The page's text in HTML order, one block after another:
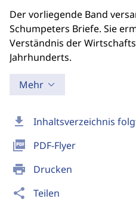
download Inhaltsverzeichnis
picture_as_pdf PDF-Flyer
print Drucken
share Teilen
Der vorliegende Band
Schumpeters Briefe. Sie
Verständnis der
Jahrhunderts.
Mehr